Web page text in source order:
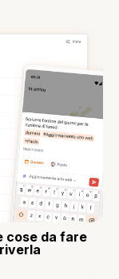
cose da fare